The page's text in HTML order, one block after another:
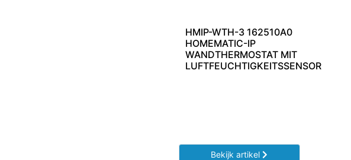
HMIP-WTH-3 162510A0
HOMEMATIC-IP
WANDTHERMOSTAT MIT
LUFTFEUCHTIGKEITSSENSOR
Bekijk artikel